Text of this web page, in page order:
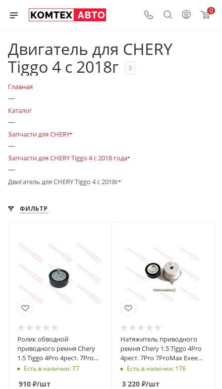
0
Двигатель для CHERY
Tiggo 4 с 2018г
3
Главная
—
Каталог
—
Запчасти для CHERY
—
Запчасти для CHERY Tiggo 4 с 2018 года
—
Двигатель для CHERY Tiggo 4 с 2018г
ФИЛЬТР
Ролик обводной
приводного ремня Chery
1.5 Tiggo 4Pro 4рест. 7Pro
7ProMax 8Pro 147л/с
Есть в наличии: 77
910 ₽/шт
Натяжитель приводного
ремня Chery 1.5 Tiggo 4Pro
4рест. 7Pro 7ProMax Exeed
LX Kaiyi E5 Omoda C5/S5
Есть в наличии: 176
3 220 ₽/шт